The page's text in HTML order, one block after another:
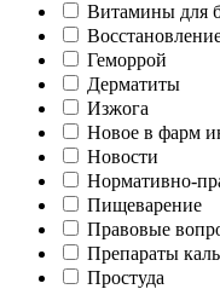
Витамины для
Геморрой
Дерматиты
Изжога
Новое в фарм
Новости
Нормативно-
Пищеварение
Правовые
Препараты
Простуда